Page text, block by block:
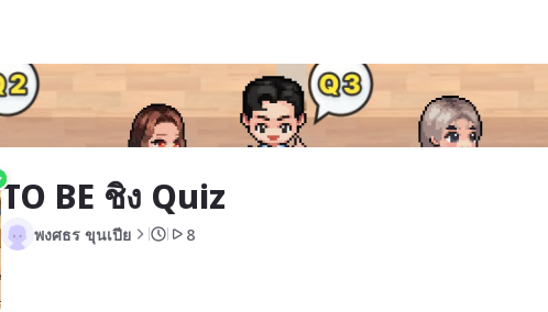
TO BE ชิง Quiz
พงศธร ขุนเปีย 8